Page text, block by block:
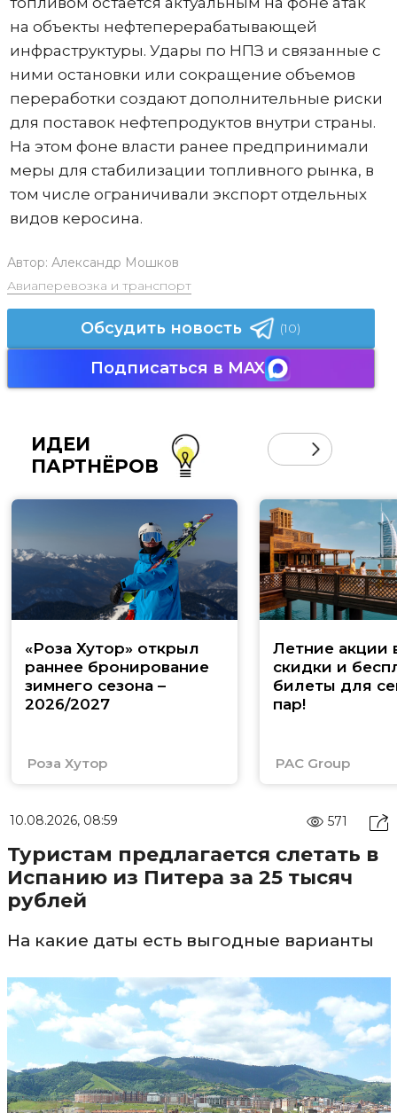
на объекты нефтеперерабатывающей
инфраструктуры. Удары по НПЗ и связанные с
ними остановки или сокращение объемов
переработки создают дополнительные риски
для поставок нефтепродуктов внутри страны.
На этом фоне власти ранее предпринимали
меры для стабилизации топливного рынка, в
том числе ограничивали экспорт отдельных
видов керосина.
Автор: Александр Мошков
Авиаперевозка и транспорт
Обсудить новость (10)
Подписаться в MAX
ИДЕИ
ПАРТНЁРОВ
«Роза Хутор» открыл
раннее бронирование
зимнего сезона –
2026/2027
Роза Хутор
Летние акции
скидки и
билеты для
пар!
PAC Group
10.08.2026, 08:59 571
Туристам предлагается слетать в
Испанию из Питера за 25 тысяч
рублей
На какие даты есть выгодные варианты